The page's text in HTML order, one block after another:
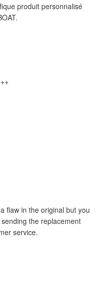
produit personnalisé
flaw in the original but you
the replacement
service.